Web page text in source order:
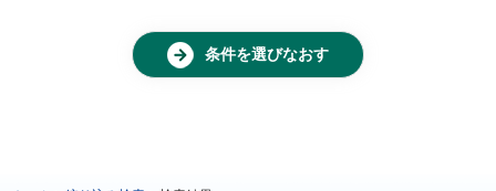
条件を選びなおす